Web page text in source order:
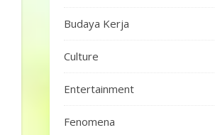
Budaya Kerja
Culture
Entertainment
Fenomena